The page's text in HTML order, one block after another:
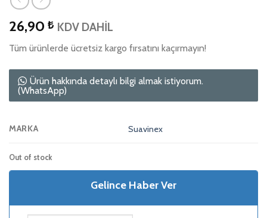
26,90 ₺ KDV DAHİL
Tüm ürünlerde ücretsiz kargo fırsatını kaçırmayın!
Ürün hakkında detaylı bilgi almak istiyorum.
(WhatsApp)
MARKA Suavinex
Out of stock
Gelince Haber Ver